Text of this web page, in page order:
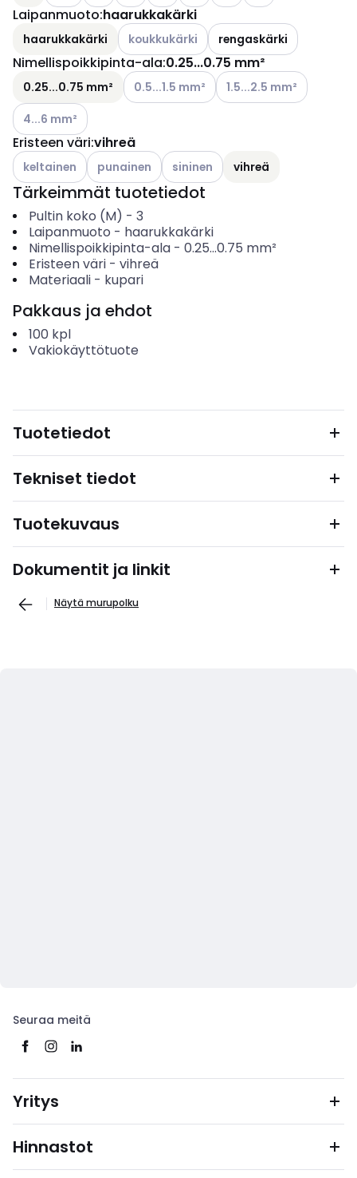
Laipanmuoto:haarukkakärki
haarukkakärki Katso käytettävissä olevat vaihtoehdot
koukkukärki rengaskärki
Nimellispoikkipinta-ala:0.25...0.75 mm²
0.25...0.75 mm² Katso käytettävissä olevat vaihtoehdot
0.5...1.5 mm² Katso käytettävissä
1.5...2.5 mm²
Katso käytettävissä olevat vaihtoehdot
4...6 mm²
Eristeen väri:vihreä
Katso käytettävissä olevat vaihtoehdot
keltainen Katso käytettävissä olevat vaihtoehdot
punainen Katso käytettävissä olevat
sininen vihreä
Tärkeimmät tuotetiedot
Pultin koko (M) - 3
Laipanmuoto - haarukkakärki
Nimellispoikkipinta-ala- 0.25...0.75 mm²
Eristeen väri- vihreä
Materiaali- kupari
Pakkaus ja ehdot
100 kpl
Vakiokäyttötuote
Tuotetiedot
Tekniset tiedot
Tuotekuvaus
Dokumentit ja linkit
Näytä murupolku
Seuraa meitä
Yritys
Hinnastot